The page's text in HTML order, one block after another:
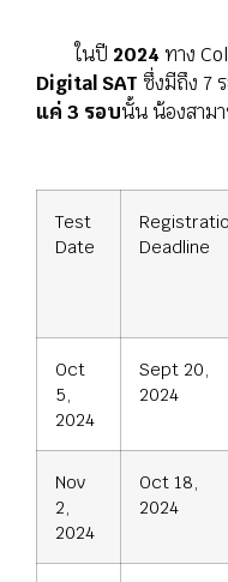
ในปี 2024 ทาง
Digital SAT ซึ่งมีถึง 7
แค่ 3 รอบนั้น น้องสามา
Test
Date
Deadline
Oct
5,
2024
Sept 20,
2024
Nov
2,
2024
Oct 18,
2024